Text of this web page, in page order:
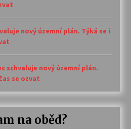
nový územní plán. Týká se i
schvaluje nový územní plán.
se ozvat
na oběd?